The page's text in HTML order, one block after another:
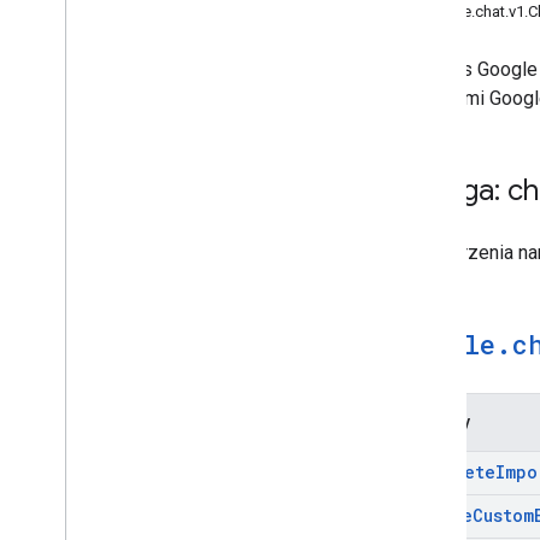
Interfejs
zasobami
Usługa:
Do tworzenia
google .
Metody
Complete
CreateCustom